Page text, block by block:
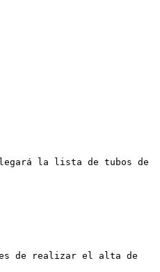
la lista de tubos de
de realizar el alta de